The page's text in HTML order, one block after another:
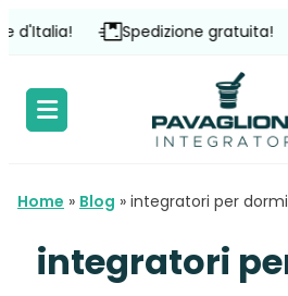
Vai
Spedizione gratuita!
Home » Blog » integratori per
integratori